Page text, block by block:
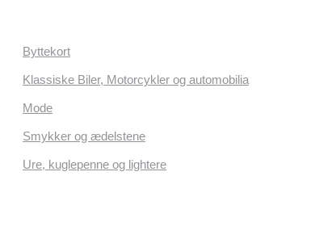
Byttekort
Klassiske Biler, Motorcykler og automobilia
Mode
Smykker og ædelstene
Ure, kuglepenne og lightere